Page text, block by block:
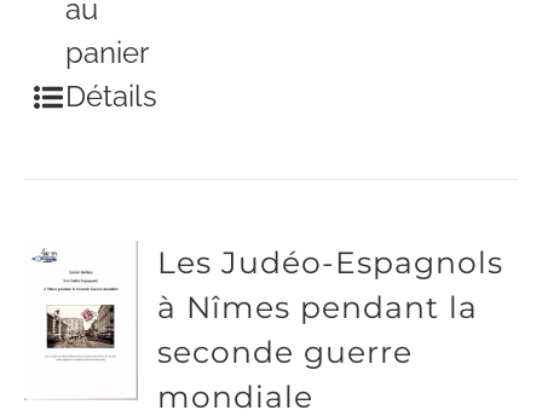
au
panier
Détails
Les Judéo-Espagnols
à Nîmes pendant la
seconde guerre
mondiale